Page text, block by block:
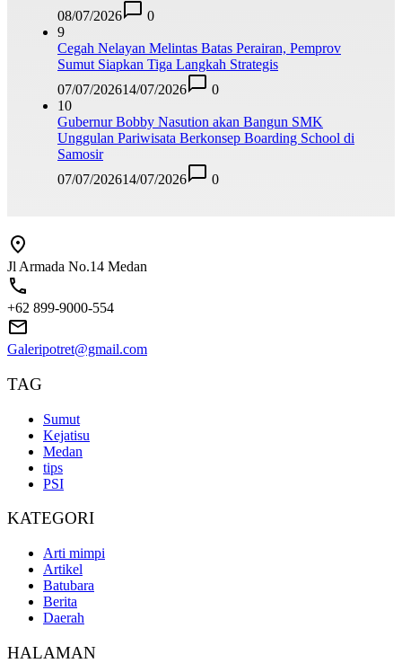
08/07/2026
0
9
Cegah Nelayan Melintas Batas Perairan, Pemprov
Sumut Siapkan Tiga Langkah Strategis
07/07/202614/07/2026
0
10
Gubernur Bobby Nasution akan Bangun SMK
Unggulan Pariwisata Berkonsep Boarding School di
Samosir
07/07/202614/07/2026 0
Jl Armada No.14 Medan
+62 899-9000-554
Galeripotret@gmail.com
TAG
Sumut
Kejatisu
Medan
tips
PSI
KATEGORI
Arti mimpi
Artikel
Batubara
Berita
Daerah
HALAMAN